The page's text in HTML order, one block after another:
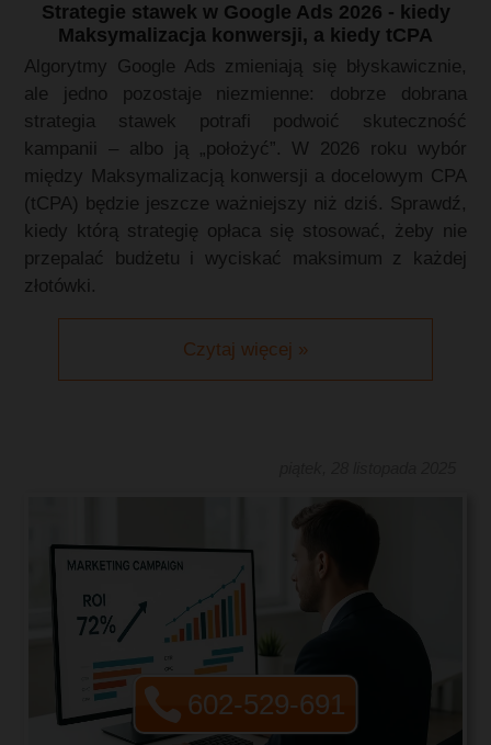
Strategie stawek w Google Ads 2026 - kiedy
Maksymalizacja konwersji, a kiedy tCPA
Algorytmy Google Ads zmieniają się błyskawicznie,
ale jedno pozostaje niezmienne: dobrze dobrana
strategia stawek potrafi podwoić skuteczność
kampanii – albo ją „położyć”. W 2026 roku wybór
między Maksymalizacją konwersji a docelowym CPA
(tCPA) będzie jeszcze ważniejszy niż dziś. Sprawdź,
kiedy którą strategię opłaca się stosować, żeby nie
przepalać budżetu i wyciskać maksimum z każdej
złotówki.
Czytaj więcej »
602-529-691